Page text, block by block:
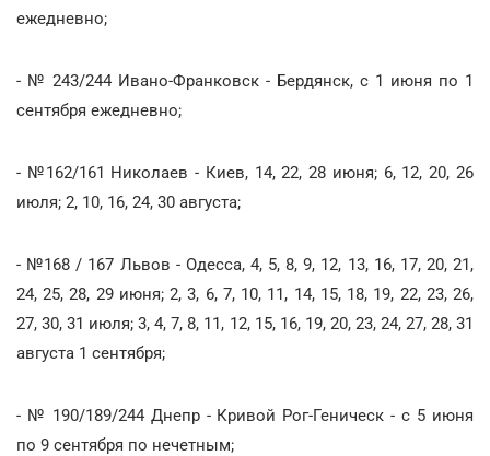
ежедневно;
- № 243/244 Ивано-Франковск - Бердянск, с 1 июня по 1
сентября ежедневно;
- №162/161 Николаев - Киев, 14, 22, 28 июня; 6, 12, 20, 26
июля; 2, 10, 16, 24, 30 августа;
- №168 / 167 Львов - Одесса, 4, 5, 8, 9, 12, 13, 16, 17, 20, 21,
24, 25, 28, 29 июня; 2, 3, 6, 7, 10, 11, 14, 15, 18, 19, 22, 23, 26,
27, 30, 31 июля; 3, 4, 7, 8, 11, 12, 15, 16, 19, 20, 23, 24, 27, 28, 31
августа 1 сентября;
- № 190/189/244 Днепр - Кривой Рог-Геническ - с 5 июня
по 9 сентября по нечетным;